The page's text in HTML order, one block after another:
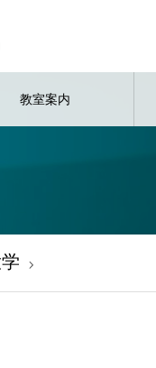
教室案内